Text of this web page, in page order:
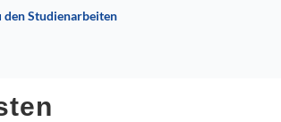
den Studienarbeiten